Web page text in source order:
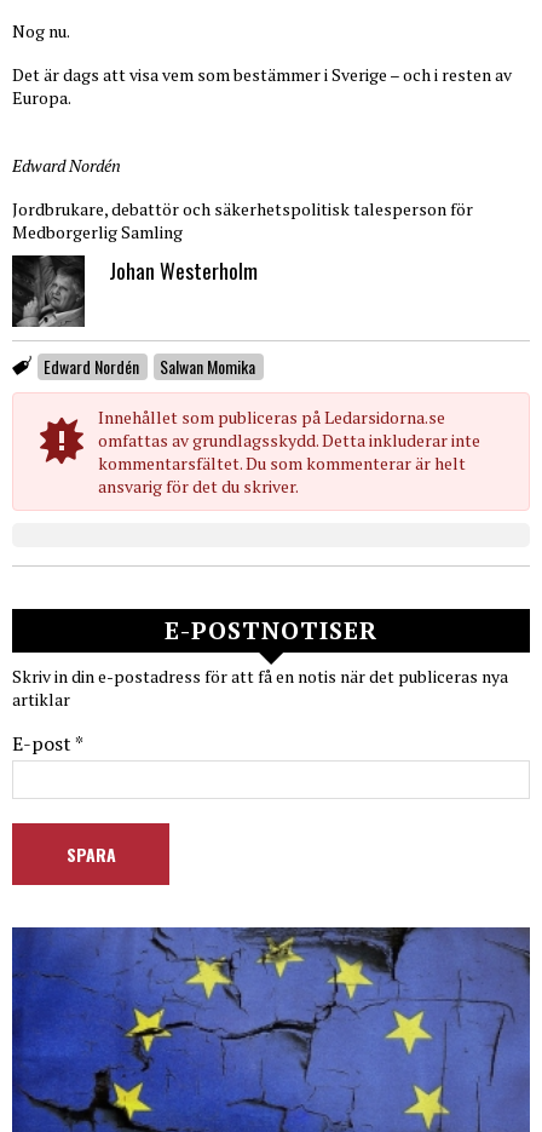
Nog nu.
Det är dags att visa vem som bestämmer i Sverige – och i resten av
Europa.
Edward Nordén
Jordbrukare, debattör och säkerhetspolitisk talesperson för
Medborgerlig Samling
Johan Westerholm
Edward Nordén Salwan Momika
Innehållet som publiceras på Ledarsidorna.se
omfattas av grundlagsskydd. Detta inkluderar inte
kommentarsfältet. Du som kommenterar är helt
ansvarig för det du skriver.
E-POSTNOTISER
Skriv in din e-postadress för att få en notis när det publiceras nya
artiklar
E-post *